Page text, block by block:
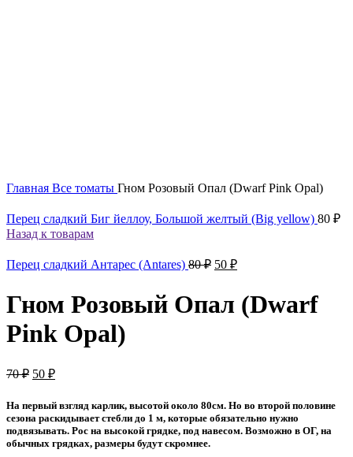
Главная Все томаты Гном Розовый Опал (Dwarf Pink Opal)
Перец сладкий Биг йеллоу, Большой желтый (Big yellow) 80 ₽
Назад к товарам
Перец сладкий Антарес (Antares) 80₽ Первоначальная
80 ₽.
50 ₽Текущая
50 ₽.
Гном Розовый Опал (Dwarf
Pink Opal)
70₽ Первоначальная
составляла
70 ₽.
50 ₽Текущая
50 ₽.
На первый взгляд карлик, высотой около 80см. Но во второй половине
сезона раскидывает стебли до 1 м, которые обязательно нужно
подвязывать. Рос на высокой грядке, под навесом. Возможно в ОГ, на
обычных грядках, размеры будут скромнее.